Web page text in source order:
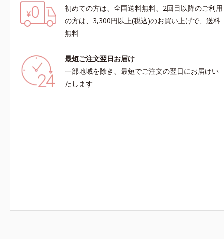
初めての方は、全国送料無料、2回目以降のご利用
の方は、3,300円以上(税込)のお買い上げで、送料
無料
最短ご注文翌日お届け
一部地域を除き、最短でご注文の翌日にお届けい
たします